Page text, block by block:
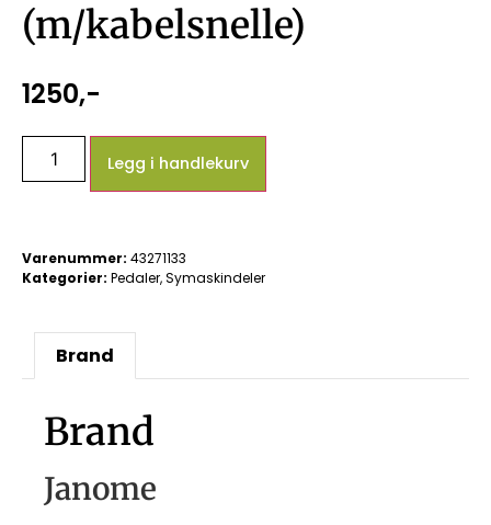
(m/kabelsnelle)
1250,-
Legg i handlekurv
Varenummer: 43271133
Kategorier: Pedaler,Symaskindeler
Brand
Brand
Janome